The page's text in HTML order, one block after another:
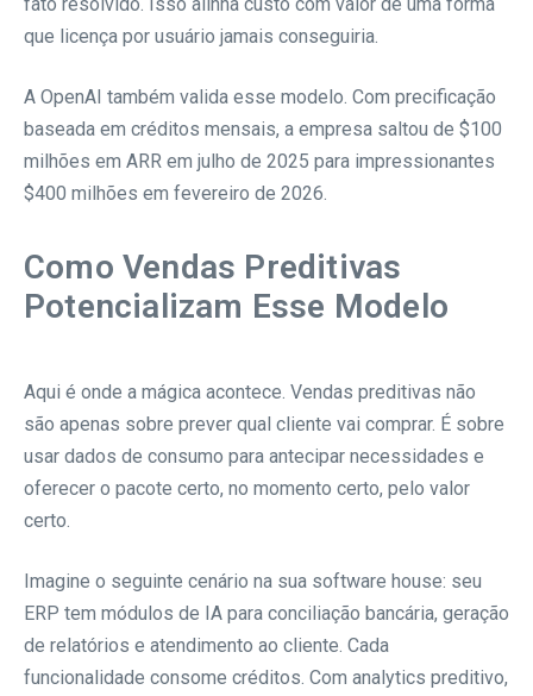
que licença por usuário jamais conseguiria.
A OpenAI também valida esse modelo. Com precificação
baseada em créditos mensais, a empresa saltou de $100
milhões em ARR em julho de 2025 para impressionantes
$400 milhões em fevereiro de 2026.
Como Vendas Preditivas
Potencializam Esse Modelo
Aqui é onde a mágica acontece. Vendas preditivas não
são apenas sobre prever qual cliente vai comprar. É sobre
usar dados de consumo para antecipar necessidades e
oferecer o pacote certo, no momento certo, pelo valor
certo.
Imagine o seguinte cenário na sua software house: seu
ERP tem módulos de IA para conciliação bancária, geração
de relatórios e atendimento ao cliente. Cada
funcionalidade consome créditos. Com analytics preditivo,